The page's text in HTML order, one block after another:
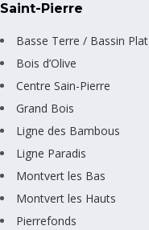
Saint-Pierre
Basse Terre / Bassin Plat
Bois d’Olive
Centre Sain-Pierre
Grand Bois
Ligne des Bambous
Ligne Paradis
Montvert les Bas
Montvert les Hauts
Pierrefonds